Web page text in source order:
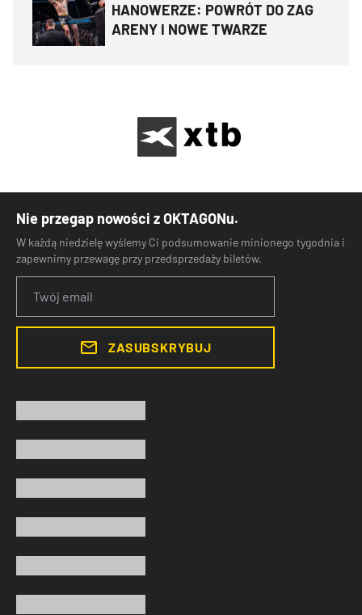
HANOWERZE: POWRÓT DO ZAG
ARENY I NOWE TWARZE
Nie przegap nowości z OKTAGONu.
W każdą niedzielę wyślemy Ci podsumowanie minionego tygodnia i
zapewnimy przewagę przy przedsprzedaży biletów.
ZASUBSKRYBUJ